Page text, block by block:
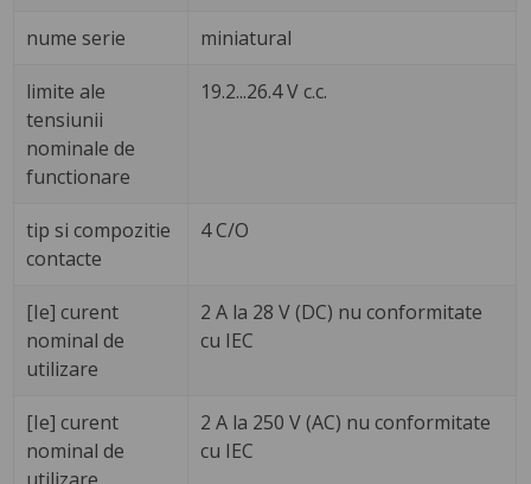
nume serie miniatural
limite ale
tensiunii
nominale de
functionare
19.2...26.4 V c.c.
tip si compozitie
contacte
4 C/O
[Ie] curent
nominal de
utilizare
2 A la 28 V (DC) nu conformitate
cu IEC
[Ie] curent
nominal de
2 A la 250 V (AC) nu conformitate
cu IEC